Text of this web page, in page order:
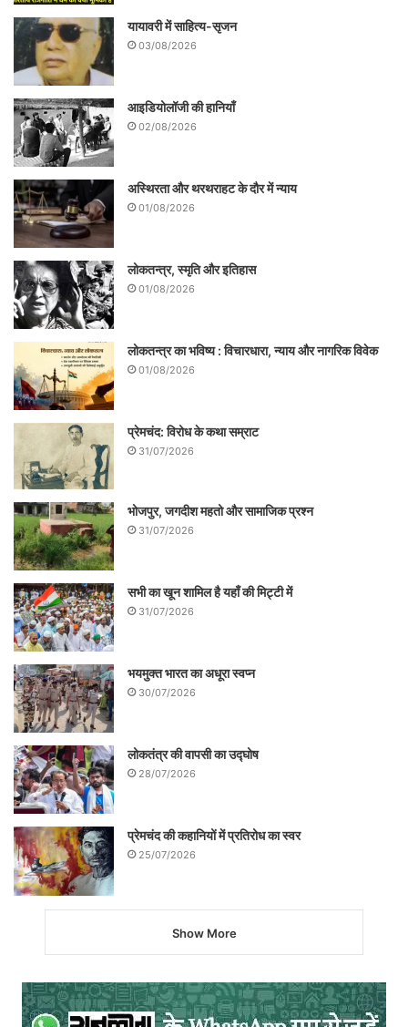
यायावरी में साहित्य-सृजन
03/08/2026
आइडियोलॉजी की हानियाँ
02/08/2026
अस्थिरता और थरथराहट के दौर में न्याय
01/08/2026
लोकतन्त्र, स्मृति और इतिहास
01/08/2026
लोकतन्त्र का भविष्य : विचारधारा, न्याय और नागरिक विवेक
01/08/2026
प्रेमचंद: विरोध के कथा सम्राट
31/07/2026
भोजपुर, जगदीश महतो और सामाजिक प्रश्न
31/07/2026
सभी का खून शामिल है यहाँ की मिट्टी में
31/07/2026
भयमुक्त भारत का अधूरा स्वप्न
30/07/2026
लोकतंत्र की वापसी का उद्घोष
28/07/2026
प्रेमचंद की कहानियों में प्रतिरोध का स्वर
25/07/2026
Show More